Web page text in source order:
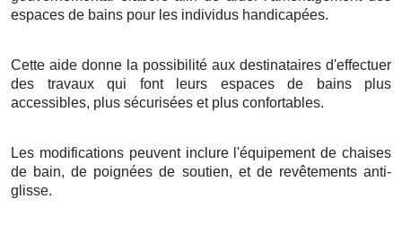
espaces de bains pour les individus handicapées.
Cette aide donne la possibilité aux destinataires d'effectuer
des travaux qui font leurs espaces de bains plus
accessibles, plus sécurisées et plus confortables.
Les modifications peuvent inclure l'équipement de chaises
de bain, de poignées de soutien, et de revêtements anti-
glisse.